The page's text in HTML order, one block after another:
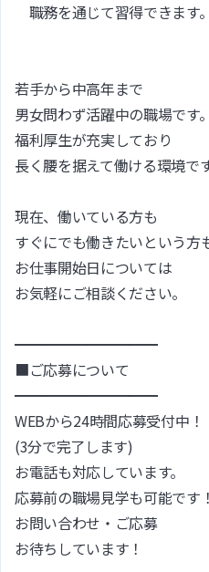
職務を通じて習得できます。
若手から中高年まで
男女問わず活躍中の職場です。
福利厚生が充実しており
長く腰を据えて働ける環境です
現在、働いている方も
すぐにでも働きたいという方
お仕事開始日については
お気軽にご相談ください。
━━━━━━━━━━
■ご応募について
━━━━━━━━━━
WEBから24時間応募受付中！
(3分で完了します)
お電話も対応しています。
応募前の職場見学も可能です！
お問い合わせ・ご応募
お待ちしています！